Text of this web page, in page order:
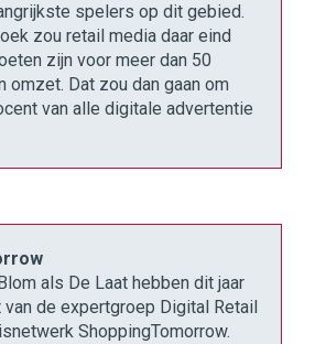
spelers op dit gebied.
zou retail media daar eind
zijn voor meer dan 50
omzet. Dat zou dan gaan om
van alle digitale advertentie
als De Laat hebben dit jaar
de expertgroep Digital Retail
ShoppingTomorrow.